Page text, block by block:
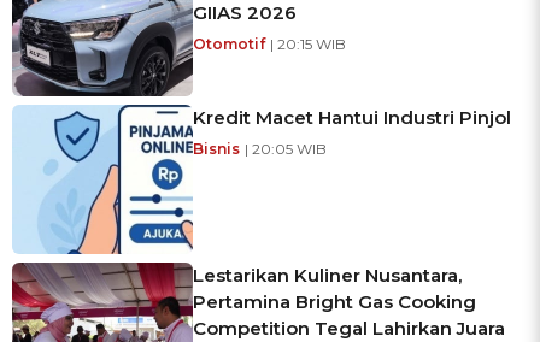
GIIAS 2026
Otomotif | 20:15 WIB
Kredit Macet Hantui Industri Pinjol
Bisnis | 20:05 WIB
Lestarikan Kuliner Nusantara,
Pertamina Bright Gas Cooking
Competition Tegal Lahirkan Juara